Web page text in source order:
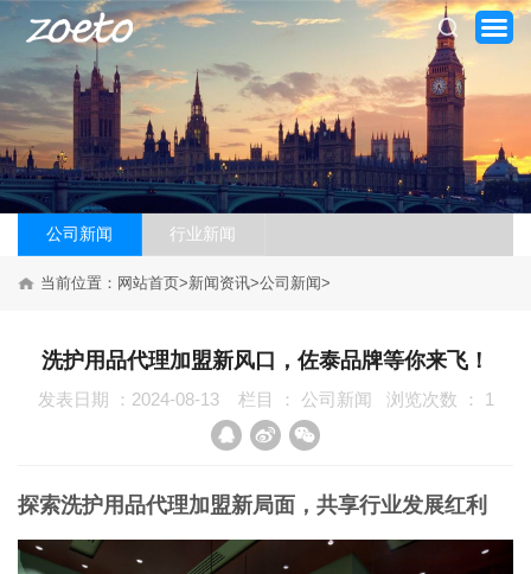
产品系列
品牌加盟
公司新闻 行业新闻
当前位置： 网站首页>新闻资讯>公司新闻>
洗护用品代理加盟新风口，佐泰品牌等你来飞！
发表日期 ：2024-08-13 栏目 ： 公司新闻 浏览次数 ： 1
探索洗护用品代理加盟新局面，共享行业发展红利